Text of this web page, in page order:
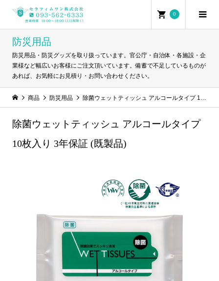
0
防災用品
防災用品・防災グッズを取り扱っています。官公庁・自治体・各施設・企
業様など幅広いお客様にご注文頂いています。備蓄で不足しているものが
あれば、お気軽にお見積り・お問い合わせください。
商品 防災用品 除菌ウェットティッシュ アルコールタイプ 10枚入り 3年保証 (既製品)
除菌ウェットティッシュ アルコールタイプ
10枚入り 3年保証 (既製品)